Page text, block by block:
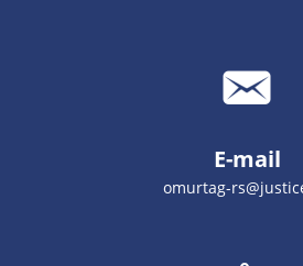
E-mail
omurtag-